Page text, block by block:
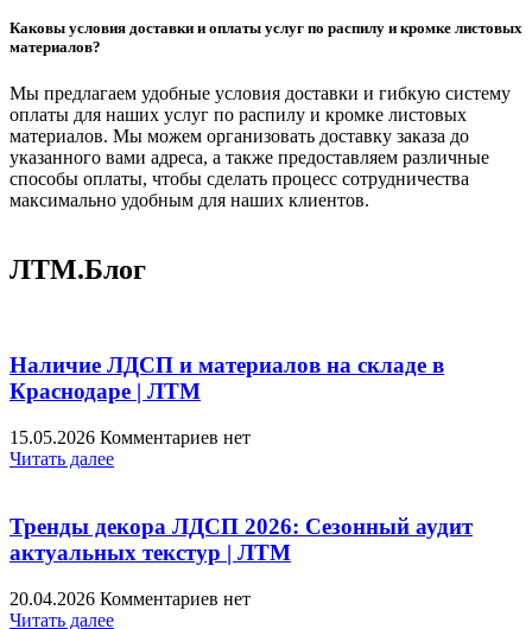
Каковы условия доставки и оплаты услуг по распилу и кромке листовых
материалов?
Мы предлагаем удобные условия доставки и гибкую систему
оплаты для наших услуг по распилу и кромке листовых
материалов. Мы можем организовать доставку заказа до
указанного вами адреса, а также предоставляем различные
способы оплаты, чтобы сделать процесс сотрудничества
максимально удобным для наших клиентов.
ЛТМ.Блог
Наличие ЛДСП и материалов на складе в
Краснодаре | ЛТМ
15.05.2026 Комментариев нет
Читать далее
Тренды декора ЛДСП 2026: Сезонный аудит
актуальных текстур | ЛТМ
20.04.2026 Комментариев нет
Читать далее